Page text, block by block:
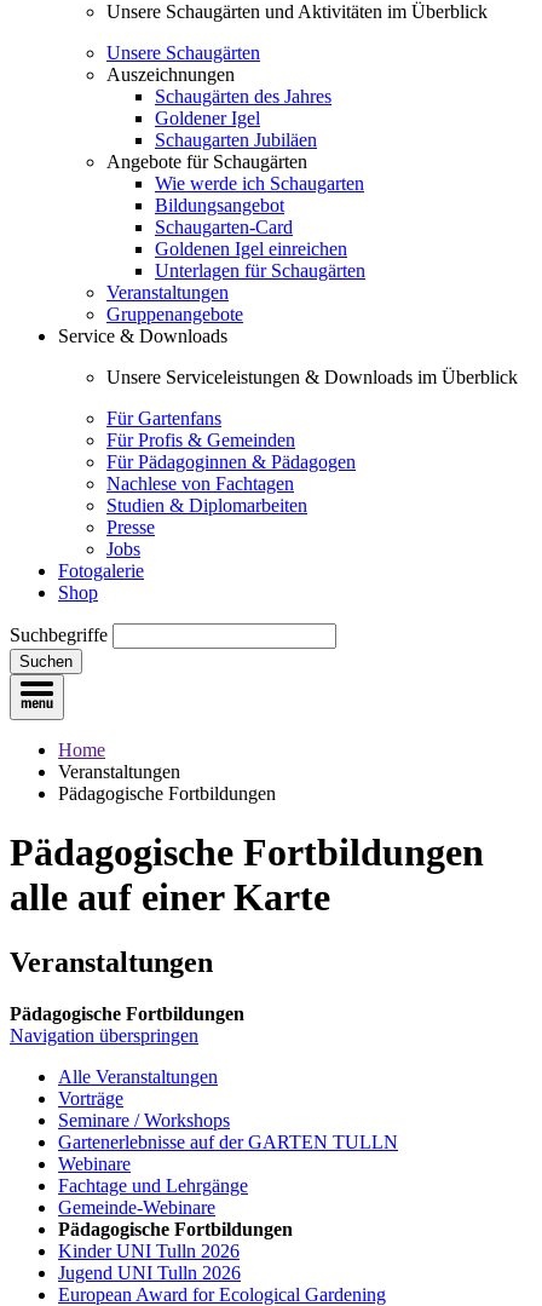
Unsere Schaugärten und Aktivitäten im Überblick
Unsere Schaugärten
Auszeichnungen
Schaugärten des Jahres
Goldener Igel
Schaugarten Jubiläen
Angebote für Schaugärten
Wie werde ich Schaugarten
Bildungsangebot
Schaugarten-Card
Goldenen Igel einreichen
Unterlagen für Schaugärten
Veranstaltungen
Gruppenangebote
Service & Downloads
Unsere Serviceleistungen & Downloads im Überblick
Für Gartenfans
Für Profis & Gemeinden
Für Pädagoginnen & Pädagogen
Nachlese von Fachtagen
Studien & Diplomarbeiten
Presse
Jobs
Fotogalerie
Shop
Suchbegriffe
Suchen
Home
Veranstaltungen
Pädagogische Fortbildungen
Pädagogische Fortbildungen
alle auf einer Karte
Veranstaltungen
Pädagogische Fortbildungen
Navigation überspringen
Alle Veranstaltungen
Vorträge
Seminare / Workshops
Gartenerlebnisse auf der GARTEN TULLN
Webinare
Fachtage und Lehrgänge
Gemeinde-Webinare
Pädagogische Fortbildungen
Kinder UNI Tulln 2026
Jugend UNI Tulln 2026
European Award for Ecological Gardening